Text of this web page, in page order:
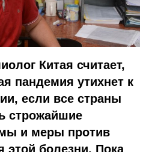
Китая считает,
пандемия утихнет к
если все страны
строжайшие
и меры против
этой болезни. Пока